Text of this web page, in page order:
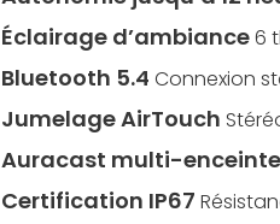
Éclairage d’ambiance6
Bluetooth 5.4 Connexion
Jumelage AirTouch
Auracast multi-
Certification IP67